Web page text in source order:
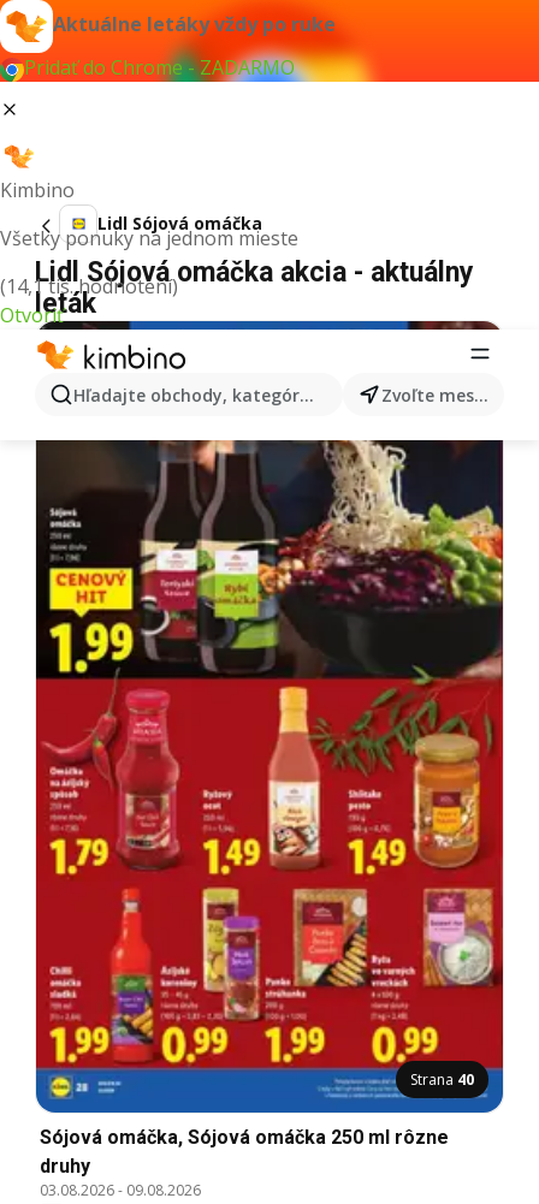
Aktuálne letáky vždy po ruke
Pridať do Chrome - ZADARMO
Kimbino
Všetky ponuky na jednom mieste
(14,1 tis. hodnotení)
Otvoriť
Hľadajte obchody, kategórie, produkty... Zvoľte mesto
Lidl Sójová omáčka
Lidl Sójová omáčka akcia - aktuálny
leták
Strana 40
Sójová omáčka, Sójová omáčka 250 ml rôzne
druhy
03.08.2026- 09.08.2026